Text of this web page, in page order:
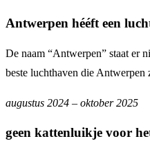
Antwerpen hééft een
De naam “Antwerpen” staat er
beste luchthaven die Antwerpen
augustus 2024 – oktober 2025
geen kattenluikje voor